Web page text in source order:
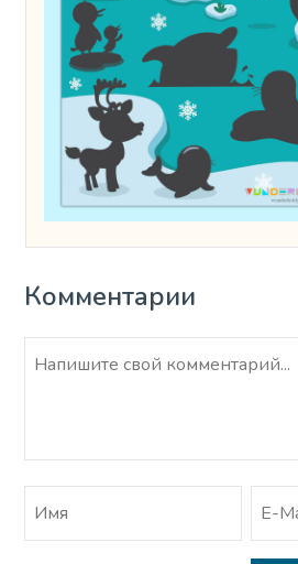
Комментарии